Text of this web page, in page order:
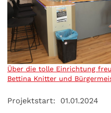
Über die tolle Einrichtung
Bettina Knitter und
Projektstart:
01.01.2024